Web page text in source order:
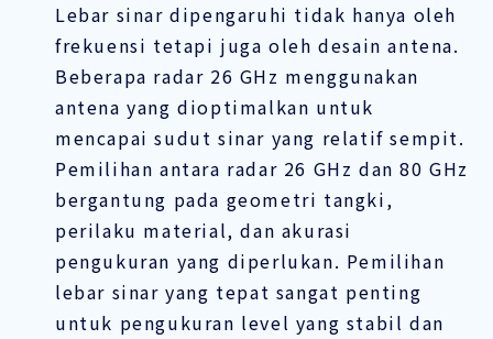
Lebar sinar dipengaruhi tidak hanya oleh
frekuensi tetapi juga oleh desain antena.
Beberapa radar 26 GHz menggunakan
antena yang dioptimalkan untuk
mencapai sudut sinar yang relatif sempit.
Pemilihan antara radar 26 GHz dan 80 GHz
bergantung pada geometri tangki,
perilaku material, dan akurasi
pengukuran yang diperlukan. Pemilihan
lebar sinar yang tepat sangat penting
untuk pengukuran level yang stabil dan